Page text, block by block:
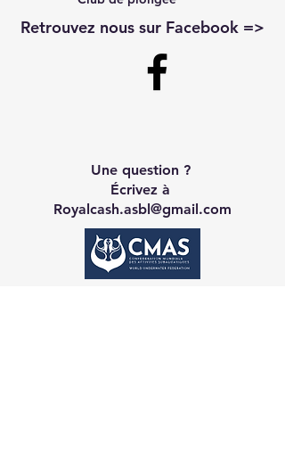
Retrouvez nous sur Facebook =>
Une question ?
Écrivez à
Royalcash.asbl@gmail.com